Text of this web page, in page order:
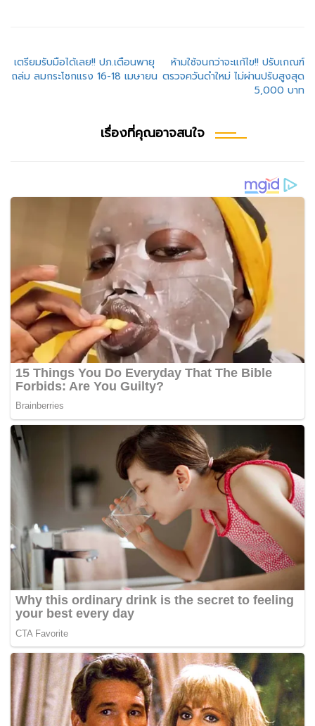
แนะแนว
เรื่อง
เตรียมรับมือได้เลย!! ปภ.เตือนพายุ
ถล่ม ลมกระโชกแรง 16-18 เมษายน
ห้ามใช้จนกว่าจะแก้ไข!! ปรับเกณฑ์
ตรวจควันดำใหม่ ไม่ผ่านปรับสูงสุด
5,000 บาท
เรื่องที่คุณอาจสนใจ